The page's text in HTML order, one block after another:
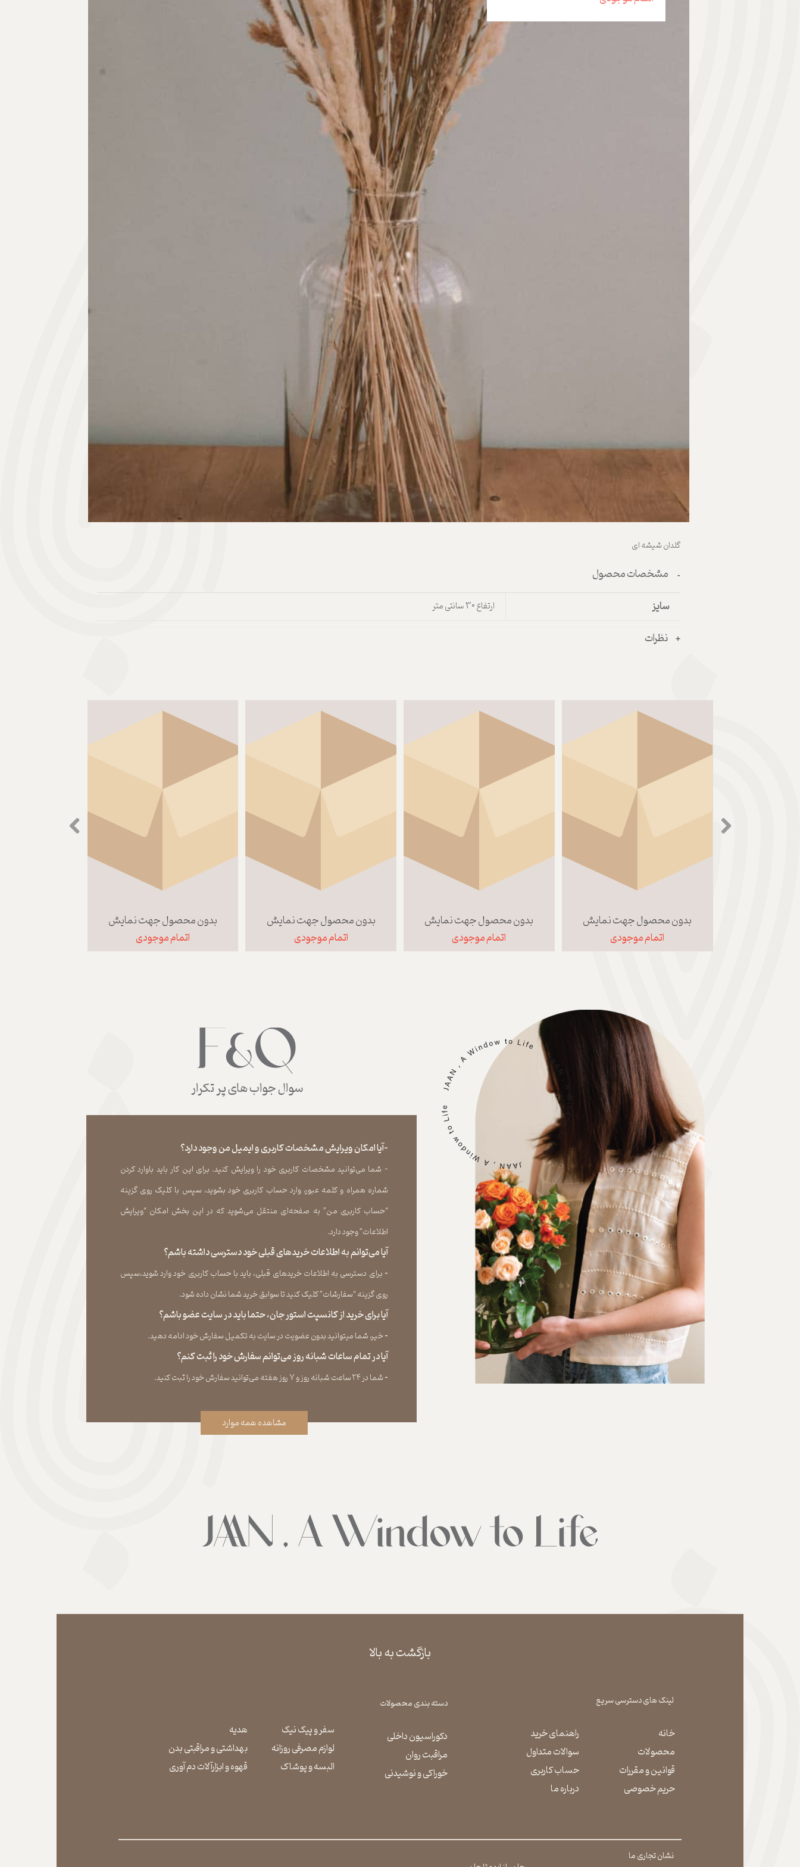
هدیه | Gift
گلدان شیشه ای
مشخصات محصول
سایز ارتفاع 30 سانتی متر
نظرات
بدون محصول جهت نمایش
اتمام موجودی
بدون محصول جهت نمایش
اتمام موجودی
بدون محصول جهت نمایش
اتمام موجودی
بدون محصول جهت نمایش
اتمام موجودی
سوال جواب های پر تکرار
-آیا امکان ویرایش مشخصات کاربری و ایمیل من وجود دارد؟
- شما می‏‌توانید مشخصات کاربری خود را ویرایش کنید. برای این کار باید باوارد کردن
شماره همراه و کلمه عبور، وارد حساب کاربری خود بشوید، سپس با کلیک روی گزینه
“حساب کاربری من” به صفحه‏‌ای منتقل می‏‌شوید که در این بخش امکان “ویرایش
اطلاعات” وجود دارد.​​​​​​​
آیا می‌‏توانم به اطلاعات خریدهای قبلی خود دسترسی داشته باشم؟
​​​​​​​- برای دسترسی به اطلاعات خریدهای قبلی، باید با حساب کاربری خود وارد شوید،سپس
روی گزینه “سفارشات” کلیک کنید تا سوابق خرید شما نشان داده ‏شود.​​​​​​​
آیا برای خرید از کانسپت استور جان، حتما باید در سایت عضو باشم؟
​​​​​​​- خیر، شما میتوانید بدون عضویت در سایت به تکمیل سفارش خود ادامه دهید.​​​​​​​
آیا در تمام ساعات شبانه روز می‌توانم سفارش خود را ثبت کنم؟
​​​​​​​​​​​​​​- شما در ۲۴ ساعت شبانه روز و ۷ روز هفته می‌‏توانید سفارش خود را ثبت کنید.
مشاهده همه موارد
بازگشت به بالا
لینک های دسترسی سریع دسته بندی محصولات
خانه
محصولات
قوانین و مقررات
حریم خصوصی
راهنمای خرید
سوالات متداول
حساب کاربری
درباره ما
دکوراسیون داخلی
مراقبت روان
​​​​​​​خوراکی و نوشیدنی
سفر و پیک نیک
لوازم مصرفی روزانه
​​​​​​​البسه و پوشاک
هدیه
بهداشتی و مراقبتی بدن
​​​​​​​قهوه و ابزارآلات دم آوری
نشان تجاری ما